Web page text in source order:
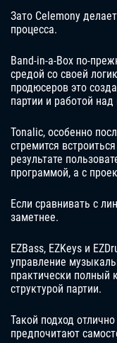
Зато Celemony
процесса.
Band-in-a-Box по-
средой со своей
продюсеров это
партии и работой
Tonalic, особенно
стремится
результате
программой, а с
Если сравнивать с
заметнее.
EZBass, EZKeys и
управление
практически полный
структурой партии.
Такой подход
предпочитают